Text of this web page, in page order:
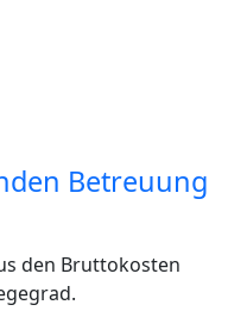
Betreuung
den Bruttokosten